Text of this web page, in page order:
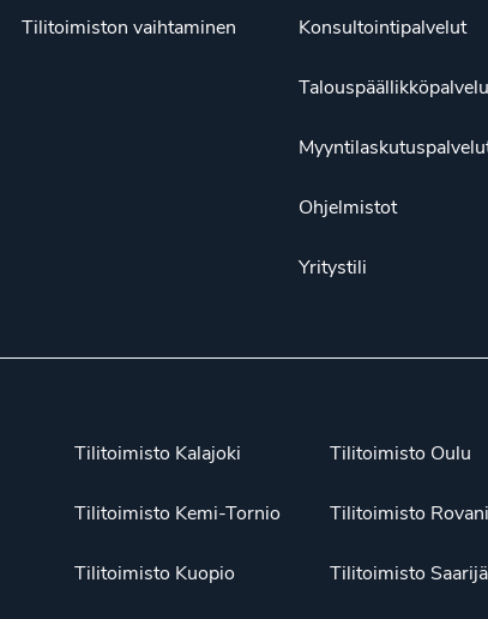
Tilitoimiston vaihtaminen Konsultointipalvelut
Ohjelmistot
Yritystili
Tilitoimisto Kalajoki
Tilitoimisto Kemi-Tornio
Tilitoimisto Kuopio
Tilitoimisto Oulu
Tilitoimisto
Tilitoimisto